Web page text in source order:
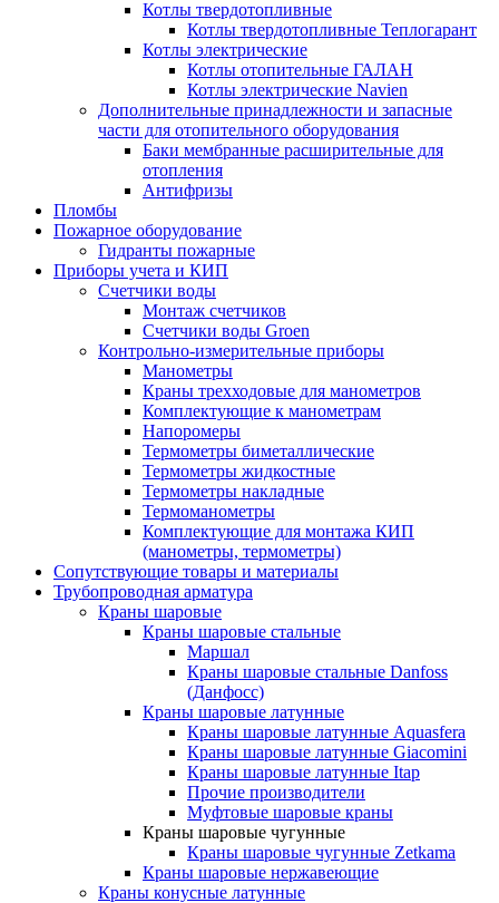
Котлы твердотопливные
Котлы твердотопливные Теплогарант
Котлы электрические
Котлы отопительные ГАЛАН
Котлы электрические Navien
Дополнительные принадлежности и запасные
части для отопительного оборудования
Баки мембранные расширительные для
отопления
Антифризы
Пломбы
Пожарное оборудование
Гидранты пожарные
Приборы учета и КИП
Счетчики воды
Монтаж счетчиков
Счетчики воды Groen
Контрольно-измерительные приборы
Манометры
Краны трехходовые для манометров
Комплектующие к манометрам
Напоромеры
Термометры биметаллические
Термометры жидкостные
Термометры накладные
Термоманометры
Комплектующие для монтажа КИП
(манометры, термометры)
Сопутствующие товары и материалы
Трубопроводная арматура
Краны шаровые
Краны шаровые стальные
Маршал
Краны шаровые стальные Danfoss
(Данфосс)
Краны шаровые латунные
Краны шаровые латунные Aquasfera
Краны шаровые латунные Giacomini
Краны шаровые латунные Itap
Прочие производители
Муфтовые шаровые краны
Краны шаровые чугунные
Краны шаровые чугунные Zetkama
Краны шаровые нержавеющие
Краны конусные латунные